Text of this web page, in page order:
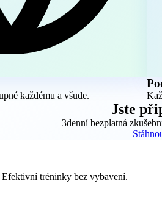
každému a všude.
Jste
3denní bezplatná
Efektivní tréninky bez vybavení.